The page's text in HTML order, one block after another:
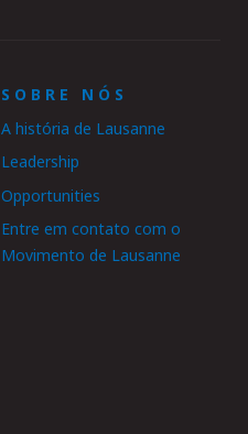
SOBRE NÓS
A história de Lausanne
Leadership
Opportunities
Entre em contato com o
Movimento de Lausanne